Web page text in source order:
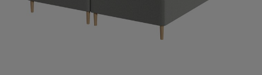
en accessoires